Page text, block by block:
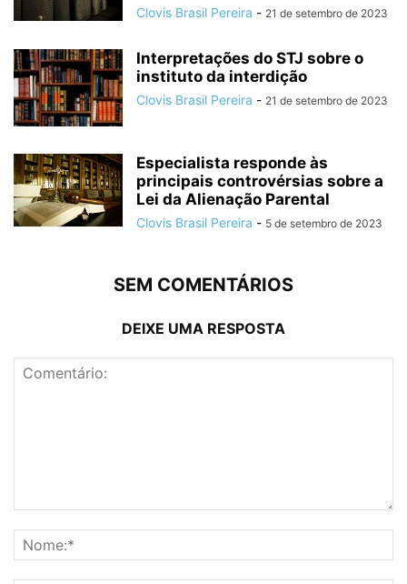
Clovis Brasil Pereira - 21 de setembro de 2023
Interpretações do STJ sobre o
instituto da interdição
Clovis Brasil Pereira - 21 de setembro de 2023
Especialista responde às
principais controvérsias sobre a
Lei da Alienação Parental
Clovis Brasil Pereira - 5 de setembro de 2023
SEM COMENTÁRIOS
DEIXE UMA RESPOSTA